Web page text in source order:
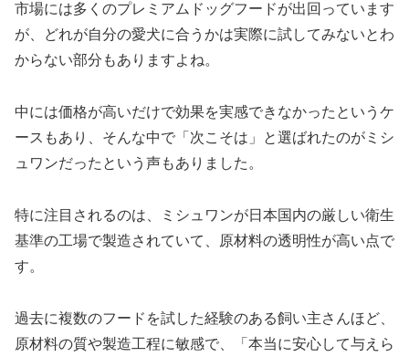
市場には多くのプレミアムドッグフードが出回っています
が、どれが自分の愛犬に合うかは実際に試してみないとわ
からない部分もありますよね。
中には価格が高いだけで効果を実感できなかったというケ
ースもあり、そんな中で「次こそは」と選ばれたのがミシ
ュワンだったという声もありました。
特に注目されるのは、ミシュワンが日本国内の厳しい衛生
基準の工場で製造されていて、原材料の透明性が高い点で
す。
過去に複数のフードを試した経験のある飼い主さんほど、
原材料の質や製造工程に敏感で、「本当に安心して与えら